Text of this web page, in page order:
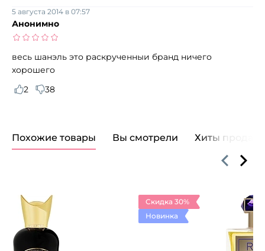
Анонимно
5 августа 2014 в 07:57
весь шанэль это раскрученныи бранд ничего
хорошего
2
38
Похожие товары Вы смотрели Хиты продаж
Скидка 30%
Новинка